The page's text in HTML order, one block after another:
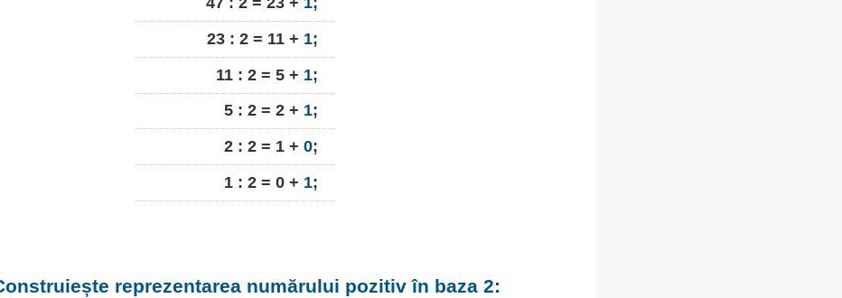
23 : 2 = 11 + 1;
11 : 2 = 5 + 1;
5 : 2 = 2 + 1;
2 : 2 = 1 + 0;
1 : 2 = 0 + 1;
reprezentarea numărului pozitiv în baza 2: